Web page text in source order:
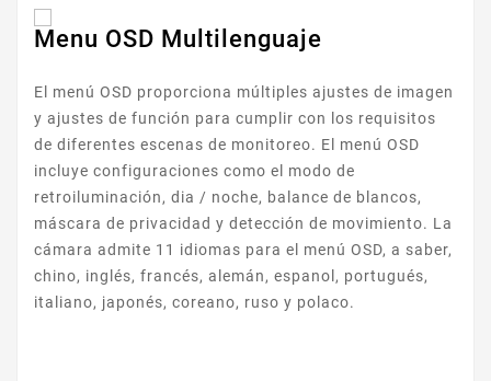
Menu OSD Multilenguaje
El menú OSD proporciona múltiples ajustes de imagen
y ajustes de función para cumplir con los requisitos
de diferentes escenas de monitoreo. El menú OSD
incluye configuraciones como el modo de
retroiluminación, dia / noche, balance de blancos,
máscara de privacidad y detección de movimiento. La
cámara admite 11 idiomas para el menú OSD, a saber,
chino, inglés, francés, alemán, espanol, portugués,
italiano, japonés, coreano, ruso y polaco.